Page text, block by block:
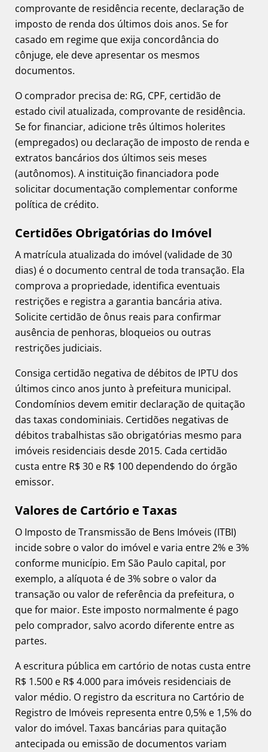
comprovante de residência recente, declaração de
imposto de renda dos últimos dois anos. Se for
casado em regime que exija concordância do
cônjuge, ele deve apresentar os mesmos
documentos.
O comprador precisa de: RG, CPF, certidão de
estado civil atualizada, comprovante de residência.
Se for financiar, adicione três últimos holerites
(empregados) ou declaração de imposto de renda e
extratos bancários dos últimos seis meses
(autônomos). A instituição financiadora pode
solicitar documentação complementar conforme
política de crédito.
Certidões Obrigatórias do Imóvel
A matrícula atualizada do imóvel (validade de 30
dias) é o documento central de toda transação. Ela
comprova a propriedade, identifica eventuais
restrições e registra a garantia bancária ativa.
Solicite certidão de ônus reais para confirmar
ausência de penhoras, bloqueios ou outras
restrições judiciais.
Consiga certidão negativa de débitos de IPTU dos
últimos cinco anos junto à prefeitura municipal.
Condomínios devem emitir declaração de quitação
das taxas condominiais. Certidões negativas de
débitos trabalhistas são obrigatórias mesmo para
imóveis residenciais desde 2015. Cada certidão
custa entre R$ 30 e R$ 100 dependendo do órgão
emissor.
Valores de Cartório e Taxas
O Imposto de Transmissão de Bens Imóveis (ITBI)
incide sobre o valor do imóvel e varia entre 2% e 3%
conforme município. Em São Paulo capital, por
exemplo, a alíquota é de 3% sobre o valor da
transação ou valor de referência da prefeitura, o
que for maior. Este imposto normalmente é pago
pelo comprador, salvo acordo diferente entre as
partes.
A escritura pública em cartório de notas custa entre
R$ 1.500 e R$ 4.000 para imóveis residenciais de
valor médio. O registro da escritura no Cartório de
Registro de Imóveis representa entre 0,5% e 1,5% do
valor do imóvel. Taxas bancárias para quitação
antecipada ou emissão de documentos variam